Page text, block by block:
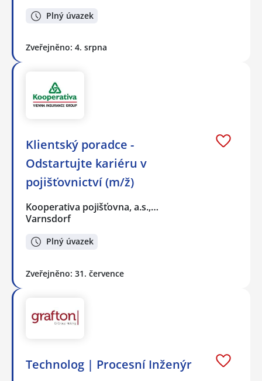
Plný úvazek
Zveřejněno: 4. srpna
Klientský poradce -
Odstartujte kariéru v
pojišťovnictví (m/ž)
Kooperativa pojišťovna, a.s.,…
Varnsdorf
Plný úvazek
Zveřejněno: 31. července
Technolog | Procesní Inženýr